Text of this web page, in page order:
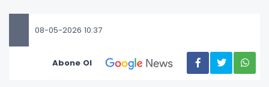
08-05-2026 10:37
Abone Ol